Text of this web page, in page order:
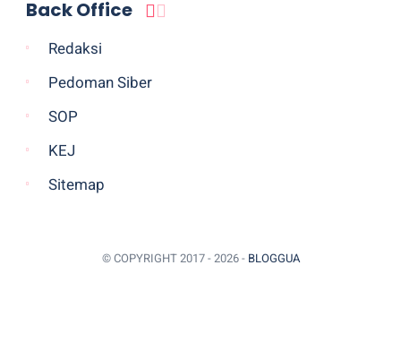
Back Office
Redaksi
Pedoman Siber
SOP
KEJ
Sitemap
© COPYRIGHT 2017 - 2026 - BLOGGUA